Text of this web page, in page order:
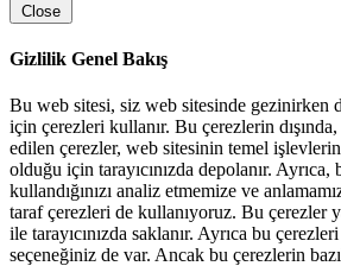
Close
Gizlilik Genel Bakış
Bu web sitesi, siz web sitesinde gezinirken
için çerezleri kullanır. Bu çerezlerin
edilen çerezler, web sitesinin temel
olduğu için tarayıcınızda depolanır. Ayrıca,
kullandığınızı analiz etmemize ve
taraf çerezleri de kullanıyoruz. Bu çerezler
ile tarayıcınızda saklanır. Ayrıca bu
seçeneğiniz de var. Ancak bu çerezlerin